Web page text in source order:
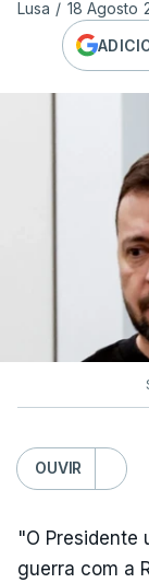
Lusa / 18 Agosto
OUVIR
"O Presidente
guerra com a